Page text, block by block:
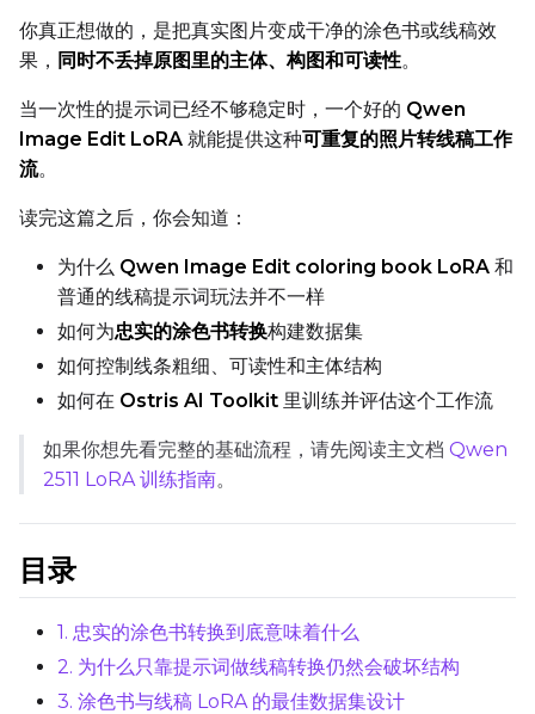
Toggle Compile Model
Compile Model
TARGET
Target Type
SAVE
Save Every
TRAINING
你真正想做的，是把真实图片变成干净的涂色书或线稿效
果， 同时不丢掉原图里的主体、构图和可读性。
当一次性的提示词已经不够稳定时，一个好的 Qwen
Image Edit LoRA 就能提供这种可重复的照片转线稿工作
流。
读完这篇之后，你会知道：
为什么 Qwen Image Edit coloring book LoRA 和
普通的线稿提示词玩法并不一样
如何为忠实的涂色书转换构建数据集
如何控制线条粗细、可读性和主体结构
如何在 Ostris AI Toolkit 里训练并评估这个工作流
如果你想先看完整的基础流程，请先阅读主文档 Qwen
2511 LoRA 训练指南。
目录
1. 忠实的涂色书转换到底意味着什么
2. 为什么只靠提示词做线稿转换仍然会破坏结构
3. 涂色书与线稿 LoRA 的最佳数据集设计